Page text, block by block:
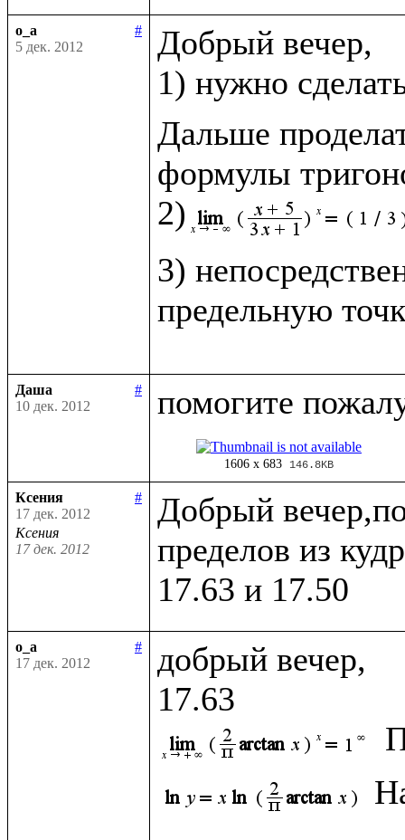
o_a
#
5 дек. 2012
Добрый вечер,
1) нужно
Дальше
формулы
2)
3)
предельную
Даша
#
10 дек. 2012
1606 x 683 146.8KB
Ксения
#
17 дек. 2012
Ксения
17 дек. 2012
Добрый
пределов из
o_a
#
17 дек. 2012
добрый вечер,